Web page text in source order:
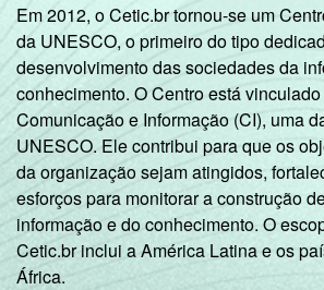
Em 2012, o Cetic.br tornou-se um
da UNESCO, o primeiro do tipo
desenvolvimento das sociedades da
conhecimento. O Centro está
Comunicação e Informação (CI), uma
UNESCO. Ele contribui para que os
da organização sejam atingidos,
esforços para monitorar a construção
informação e do conhecimento. O
Cetic.br inclui a América Latina e os
África.